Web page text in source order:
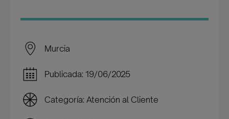
Murcia
Publicada: 19/06/2025
Categoría: Atención al Cliente